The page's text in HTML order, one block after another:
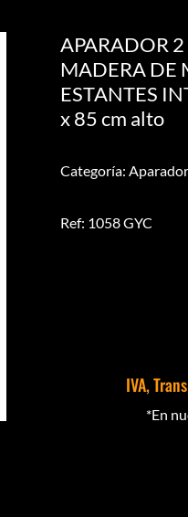
APARADOR
MADERA DE
ESTANTES
x 85 cm alto
Categoría:
Ref: 1058 GYC
IVA,
*En